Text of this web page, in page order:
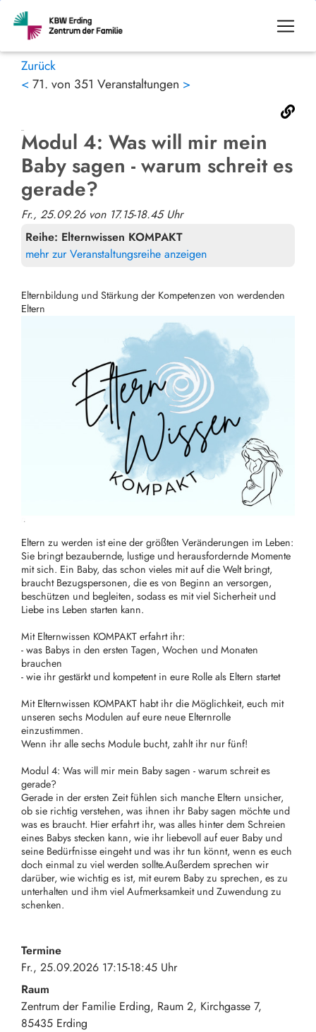
Zurück
< 71. von 351 Veranstaltungen >
Modul 4: Was will mir mein
Baby sagen - warum schreit es
gerade?
Fr., 25.09.26 von 17.15-18.45 Uhr
Reihe: Elternwissen KOMPAKT
mehr zur Veranstaltungsreihe anzeigen
Elternbildung und Stärkung der Kompetenzen von werdenden
Eltern
Eltern zu werden ist eine der größten Veränderungen im Leben:
Sie bringt bezaubernde, lustige und herausfordernde Momente
mit sich. Ein Baby, das schon vieles mit auf die Welt bringt,
braucht Bezugspersonen, die es von Beginn an versorgen,
beschützen und begleiten, sodass es mit viel Sicherheit und
Liebe ins Leben starten kann.
Mit Elternwissen KOMPAKT erfahrt ihr:
- was Babys in den ersten Tagen, Wochen und Monaten
brauchen
- wie ihr gestärkt und kompetent in eure Rolle als Eltern startet
Mit Elternwissen KOMPAKT habt ihr die Möglichkeit, euch mit
unseren sechs Modulen auf eure neue Elternrolle
einzustimmen.
Wenn ihr alle sechs Module bucht, zahlt ihr nur fünf!
Modul 4: Was will mir mein Baby sagen - warum schreit es
gerade?
Gerade in der ersten Zeit fühlen sich manche Eltern unsicher,
ob sie richtig verstehen, was ihnen ihr Baby sagen möchte und
was es braucht. Hier erfahrt ihr, was alles hinter dem Schreien
eines Babys stecken kann, wie ihr liebevoll auf euer Baby und
seine Bedürfnisse eingeht und was ihr tun könnt, wenn es euch
doch einmal zu viel werden sollte.Außerdem sprechen wir
darüber, wie wichtig es ist, mit eurem Baby zu sprechen, es zu
unterhalten und ihm viel Aufmerksamkeit und Zuwendung zu
schenken.
Termine
Fr., 25.09.2026 17:15-18:45 Uhr
Raum
Zentrum der Familie Erding, Raum 2 Kirchgasse 7
85435 Erding